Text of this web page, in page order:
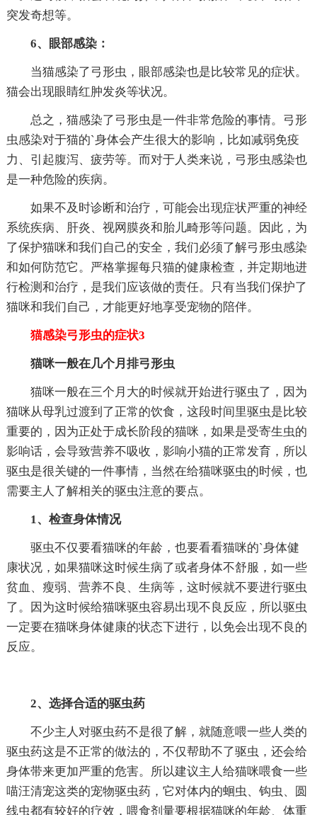
突发奇想等。
6、眼部感染：
当猫感染了弓形虫，眼部感染也是比较常见的症状。
猫会出现眼睛红肿发炎等状况。
总之，猫感染了弓形虫是一件非常危险的事情。弓形
虫感染对于猫的`身体会产生很大的影响，比如减弱免疫
力、引起腹泻、疲劳等。而对于人类来说，弓形虫感染也
是一种危险的疾病。
如果不及时诊断和治疗，可能会出现症状严重的神经
系统疾病、肝炎、视网膜炎和胎儿畸形等问题。因此，为
了保护猫咪和我们自己的安全，我们必须了解弓形虫感染
和如何防范它。严格掌握每只猫的健康检查，并定期地进
行检测和治疗，是我们应该做的责任。只有当我们保护了
猫咪和我们自己，才能更好地享受宠物的陪伴。
猫感染弓形虫的症状3
猫咪一般在几个月排弓形虫
猫咪一般在三个月大的时候就开始进行驱虫了，因为
猫咪从母乳过渡到了正常的饮食，这段时间里驱虫是比较
重要的，因为正处于成长阶段的猫咪，如果是受寄生虫的
影响话，会导致营养不吸收，影响小猫的正常发育，所以
驱虫是很关键的一件事情，当然在给猫咪驱虫的时候，也
需要主人了解相关的驱虫注意的要点。
1、检查身体情况
驱虫不仅要看猫咪的年龄，也要看看猫咪的`身体健
康状况，如果猫咪这时候生病了或者身体不舒服，如一些
贫血、瘦弱、营养不良、生病等，这时候就不要进行驱虫
了。因为这时候给猫咪驱虫容易出现不良反应，所以驱虫
一定要在猫咪身体健康的状态下进行，以免会出现不良的
反应。
2、选择合适的驱虫药
不少主人对驱虫药不是很了解，就随意喂一些人类的
驱虫药这是不正常的做法的，不仅帮助不了驱虫，还会给
身体带来更加严重的危害。所以建议主人给猫咪喂食一些
喵汪清宠这类的宠物驱虫药，它对体内的蛔虫、钩虫、圆
线虫都有较好的疗效，喂食剂量要根据猫咪的年龄、体重